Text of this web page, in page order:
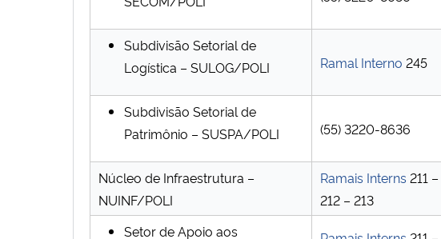
Subdivisão Setorial de
Logística – SULOG/POLI
Ramal Interno 245
Subdivisão Setorial de
Patrimônio – SUSPA/POLI
(55) 3220-8636
Núcleo de Infraestrutura –
NUINF/POLI
Ramais Interns 211 –
212 – 213
Setor de Apoio aos